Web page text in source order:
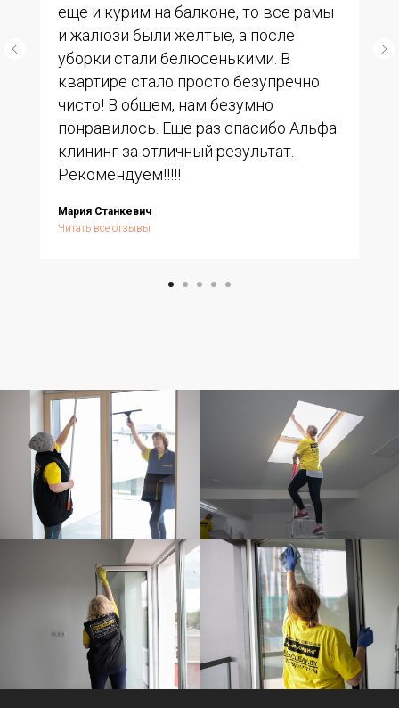
еще и курим на балконе, то все рамы
и жалюзи были желтые, а после
уборки стали белюсенькими. В
квартире стало просто безупречно
чисто! В общем, нам безумно
понравилось. Еще раз спасибо Альфа
клининг за отличный результат.
Рекомендуем!!!!!
Мария Станкевич
Читать все отзывы